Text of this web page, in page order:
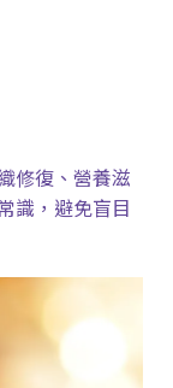
修復、營養滋
識，避免盲目